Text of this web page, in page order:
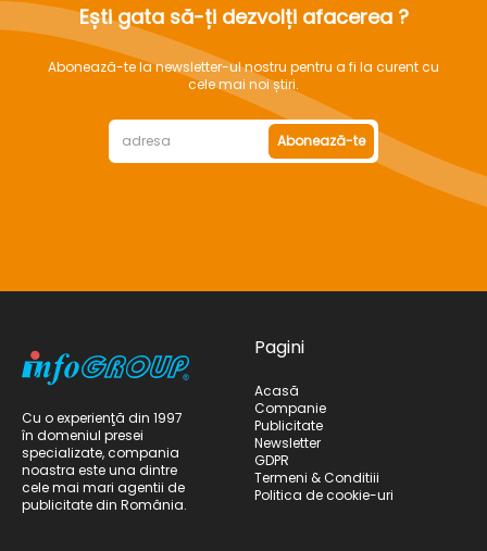
Ești gata să-ți dezvolți afacerea ?
Abonează-te la newsletter-ul nostru pentru a fi la curent cu
cele mai noi știri.
Abonează-te
Cu o experienţă din 1997
în domeniul presei
specializate, compania
noastra este una dintre
cele mai mari agentii de
publicitate din România.
Pagini
Acasă
Companie
Publicitate
Newsletter
GDPR
Termeni & Conditiii
Politica de cookie-uri